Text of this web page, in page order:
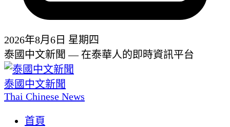
2026年8月6日 星期四
泰國中文新聞 — 在泰華人的即時資訊平台
泰國中文新聞
Thai Chinese News
首頁